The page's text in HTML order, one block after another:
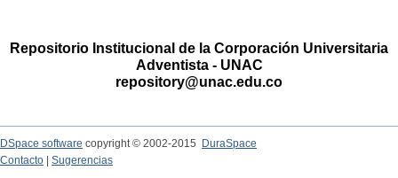
Repositorio Institucional de la Corporación Universitaria
Adventista - UNAC
repository@unac.edu.co
DSpace software copyright © 2002-2015
DuraSpace
Contacto
Sugerencias